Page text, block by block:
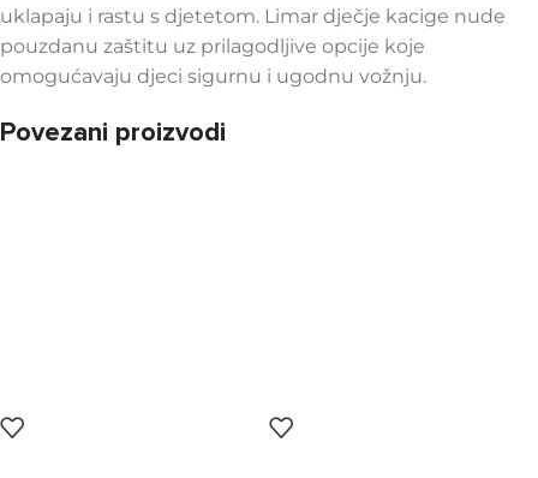
uklapaju i rastu s djetetom. Limar dječje kacige nude
pouzdanu zaštitu uz prilagodljive opcije koje
omogućavaju djeci sigurnu i ugodnu vožnju.
Povezani proizvodi